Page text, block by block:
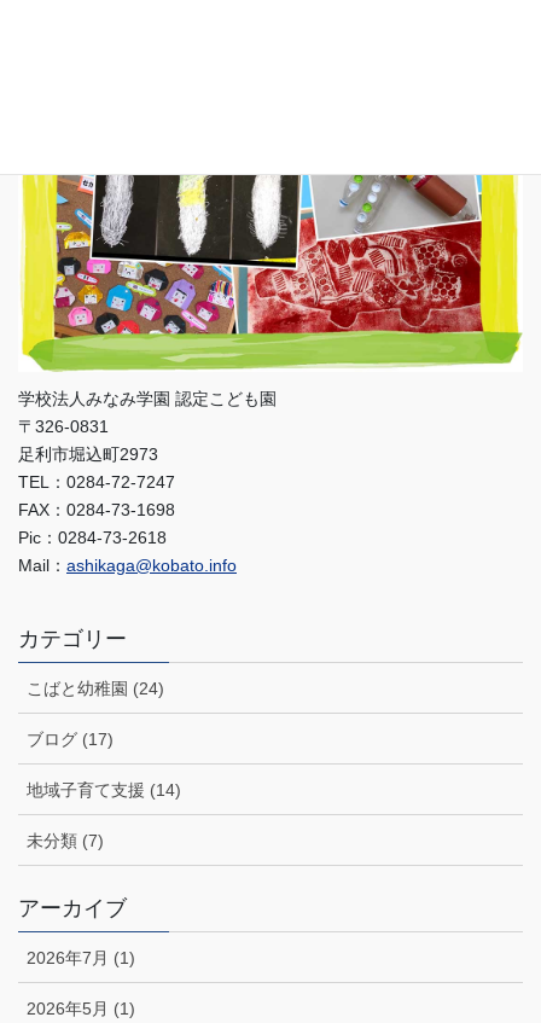
学校法人みなみ学園 認定こども園
〒326-0831
足利市堀込町2973
TEL：0284-72-7247
FAX：0284-73-1698
Pic：0284-73-2618
Mail： ashikaga@kobato.info
カテゴリー
こばと幼稚園 (24)
ブログ (17)
地域子育て支援 (14)
未分類 (7)
アーカイブ
2026年7月 (1)
2026年5月 (1)